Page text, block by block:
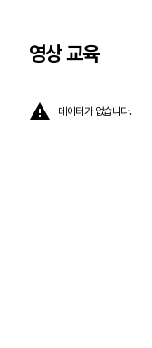
영상 교육
데이터가 없습니다.